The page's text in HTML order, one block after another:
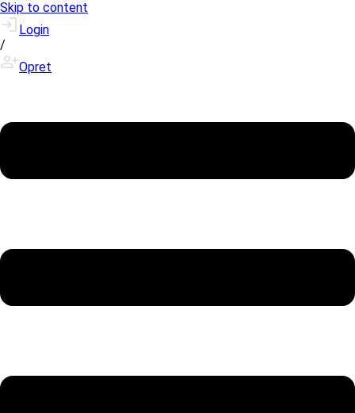
Skip to content
Login
/
Opret